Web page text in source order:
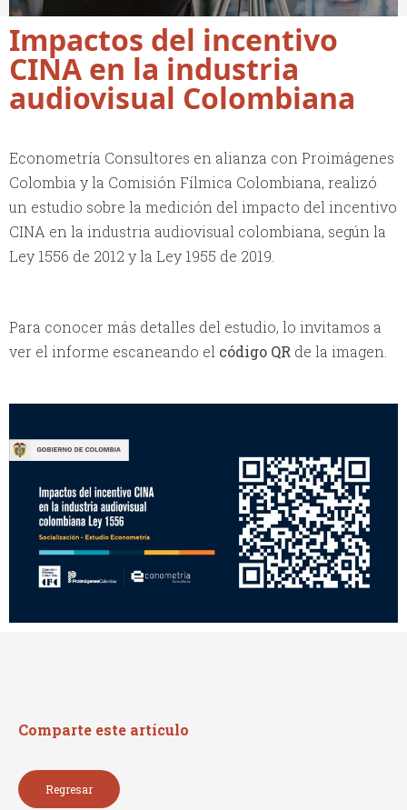
Impactos del incentivo
CINA en la industria
audiovisual Colombiana
Econometría Consultores en alianza con Proimágenes
Colombia y la Comisión Fílmica Colombiana, realizó
un estudio sobre la medición del impacto del incentivo
CINA en la industria audiovisual colombiana, según la
Ley 1556 de 2012 y la Ley 1955 de 2019.
Para conocer más detalles del estudio, lo invitamos a
ver el informe escaneando el código QR de la imagen.
Comparte este artículo
Regresar